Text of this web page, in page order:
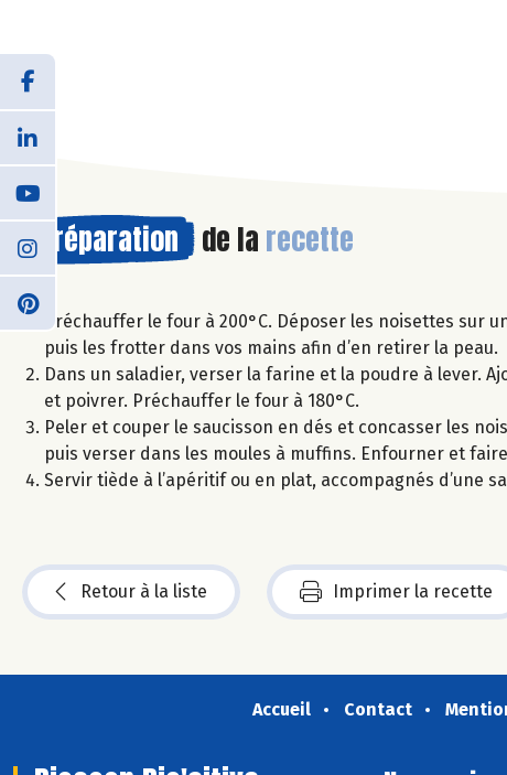
Préparation de la recette
Préchauffer le four à 200°C. Déposer les noisettes
puis les frotter dans vos mains afin d’en retirer la peau.
Dans un saladier, verser la farine et la poudre à lever.
et poivrer. Préchauffer le four à 180°C.
Peler et couper le saucisson en dés et concasser les
puis verser dans les moules à muffins. Enfourner et
Servir tiède à l’apéritif ou en plat, accompagnés d’une
Retour à la liste Imprimer la recette
Accueil Contact